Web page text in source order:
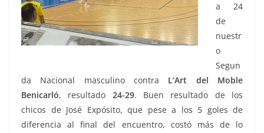
a 24
de
nuestr
o
Segun
da Nacional masculino contra L’Art del Moble
Benicarló, resultado 24-29. Buen resultado de los
chicos de José Expósito, que pese a los 5 goles de
diferencia al final del encuentro, costó más de lo